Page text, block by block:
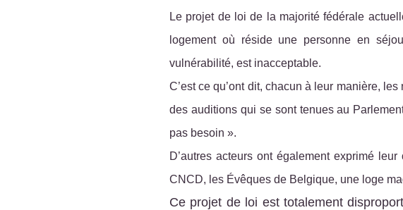
Le projet de loi de la majorité fédérale
logement où réside une personne en
vulnérabilité, est inacceptable.
C’est ce qu’ont dit, chacun à leur manière,
des auditions qui se sont tenues au
pas besoin ».
D’autres acteurs ont également exprimé
CNCD, les Évêques de Belgique, une loge
Ce projet de loi est totalement